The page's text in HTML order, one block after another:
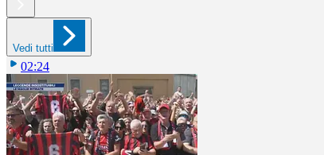
Vedi tutti
02:24